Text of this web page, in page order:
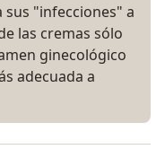
sus "infecciones" a
las cremas sólo
ginecológico
adecuada a